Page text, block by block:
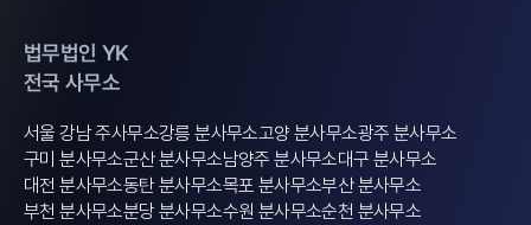
법무법인 YK
전국 사무소
서울 강남 주사무소강릉 분사무소고양 분사무소광주 분사무소
구미 분사무소군산 분사무소남양주 분사무소대구 분사무소
대전 분사무소동탄 분사무소목포 분사무소부산 분사무소
부천 분사무소분당 분사무소수원 분사무소순천 분사무소